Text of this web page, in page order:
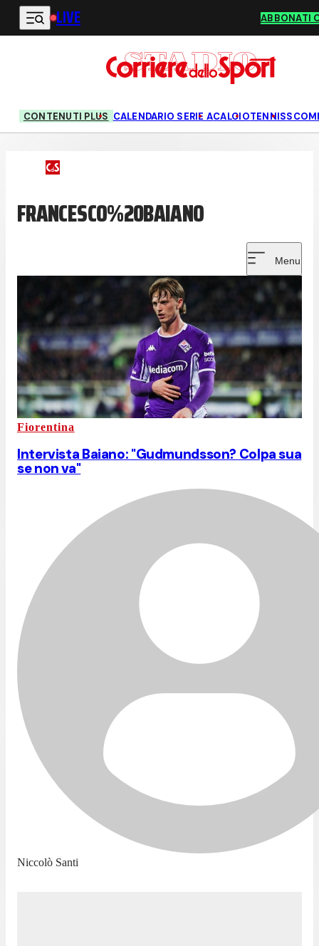
Vai al contenuto principale
LIVE ABBONATI
CONTENUTI PLUS CALENDARIO SERIE ACALCIOTENNIS
FRANCESCO%20BAIANO
Menu
Fiorentina
Intervista Baiano: "Gudmundsson? Colpa sua
se non va"
Niccolò Santi